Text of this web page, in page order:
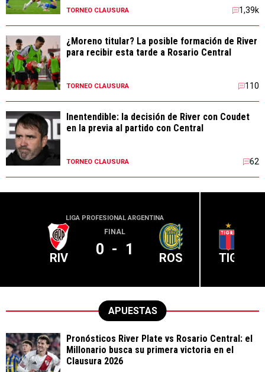
TORNEO CLAUSURA 1,39k
¿Moreno titular? La posible formación de River
para recibir esta tarde a Rosario Central
TORNEO CLAUSURA 110
Inentendible: la decisión de River con Coudet
en la previa al partido con Central
TORNEO CLAUSURA 62
LIGA PROFESIONAL ARGENTINA
RIV
FINAL
0 - 1 ROS TIG
APUESTAS
Pronósticos River Plate vs Rosario Central: el
Millonario busca su primera victoria en el
Clausura 2026